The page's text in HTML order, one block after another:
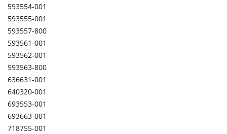
593554-001
593555-001
593557-800
593561-001
593562-001
593563-800
636631-001
640320-001
693553-001
693663-001
718755-001